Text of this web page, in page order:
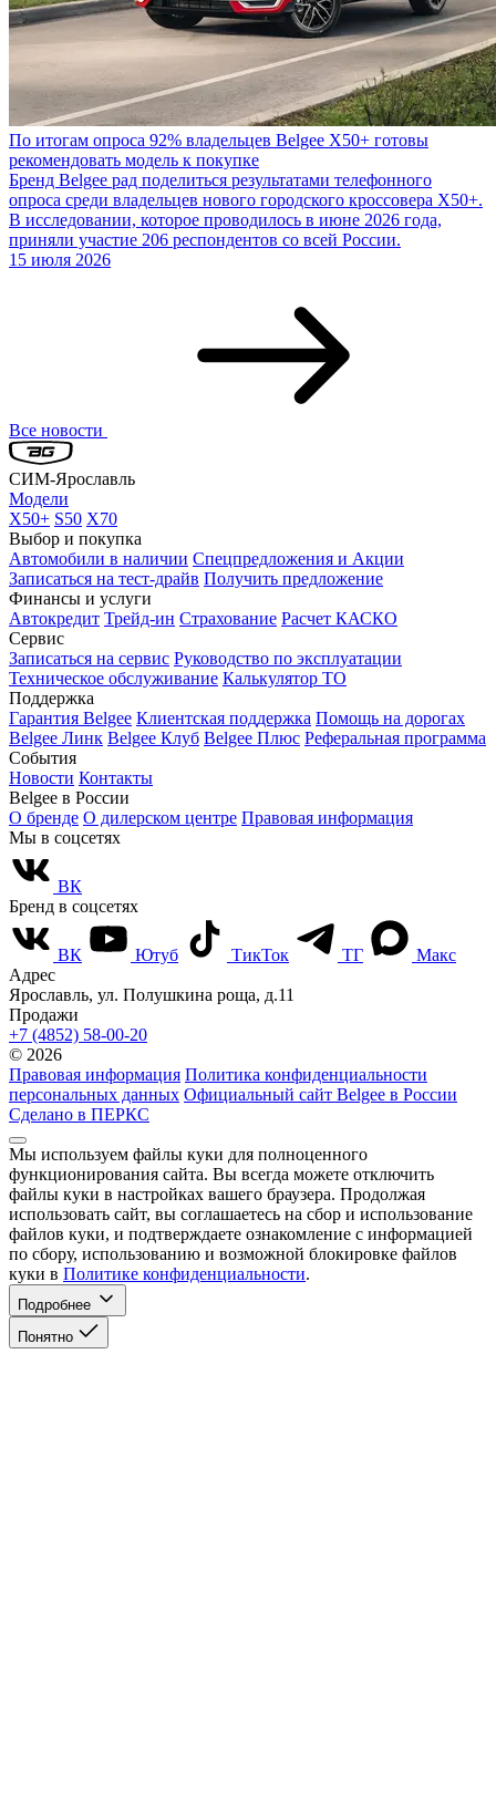
По итогам опроса 92% владельцев Belgee X50+ готовы
рекомендовать модель к покупке
Бренд Belgee рад поделиться результатами телефонного
опроса среди владельцев нового городского кроссовера X50+.
В исследовании, которое проводилось в июне 2026 года,
приняли участие 206 респондентов со всей России.
15 июля 2026
Все новости
СИМ-Ярославль
Модели
X50+ S50 X70
Выбор и покупка
Автомобили в наличии Спецпредложения и Акции
Записаться на тест-драйв Получить предложение
Финансы и услуги
Автокредит Трейд-ин Страхование Расчет КАСКО
Сервис
Записаться на сервис Руководство по эксплуатации
Техническое обслуживание Калькулятор ТО
Поддержка
Гарантия Belgee Клиентская поддержка Помощь на дорогах
Belgee Линк Belgee Клуб Belgee Плюс Реферальная программа
События
Новости Контакты
Belgee в России
О бренде О дилерском центре Правовая информация
Мы в соцсетях
ВК
Бренд в соцсетях
ВК Ютуб ТикТок ТГ
Макс
Адрес
Ярославль, ул. Полушкина роща, д.11
Продажи
+7 (4852) 58-00-20
© 2026
Правовая информация Политика конфиденциальности
персональных данных Официальный сайт Belgee в России
Сделано в ПЕРКС
Мы используем файлы куки для полноценного
функционирования сайта. Вы всегда можете отключить
файлы куки в настройках вашего браузера. Продолжая
использовать сайт, вы соглашаетесь на сбор и использование
файлов куки, и подтверждаете ознакомление с информацией
по сбору, использованию и возможной блокировке файлов
куки в Политике конфиденциальности.
Подробнее
Понятно